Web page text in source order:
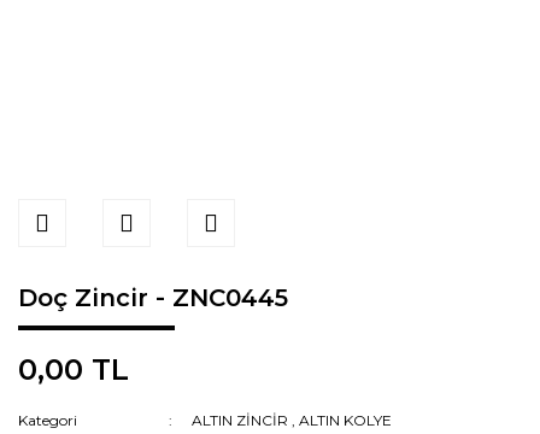
Doç Zincir - ZNC0445
0,00 TL
Kategori ALTIN ZİNCİR ,ALTIN KOLYE